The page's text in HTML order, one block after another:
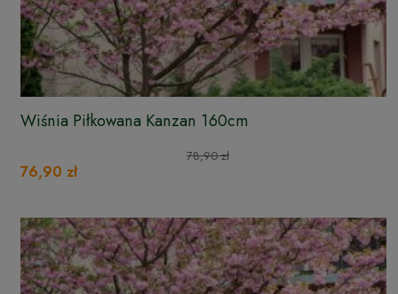
Wiśnia Piłkowana Kanzan 160cm
78,90 zł
76,90 zł